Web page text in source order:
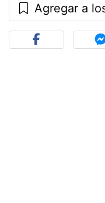
Agregar a